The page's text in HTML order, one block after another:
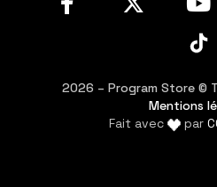
2026 – Program Store ©
Mentions
Fait avec
par